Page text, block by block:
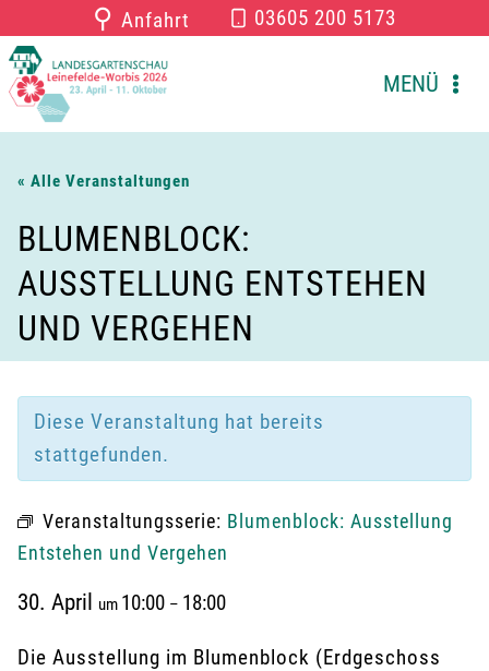
Inhalt
springen
⚲ Anfahrt 03605 200 5173
MENÜ
« Alle Veranstaltungen
BLUMENBLOCK:
AUSSTELLUNG ENTSTEHEN
UND VERGEHEN
Diese Veranstaltung hat bereits
stattgefunden.
Veranstaltungsserie: Blumenblock: Ausstellung
Entstehen und Vergehen
30. April um 10:00 – 18:00
Die Ausstellung im Blumenblock (Erdgeschoss